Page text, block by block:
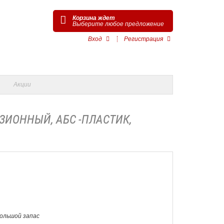
Корзина ждет
Выберите любое предложение
Вход Регистрация
Акции
АБС -ПЛАСТИК,
запас